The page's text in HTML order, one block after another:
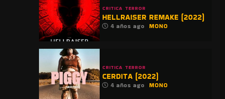
CRITICA TERROR
HELLRAISER REMAKE (2022)
4 años ago MONO
CRITICA TERROR
CERDITA (2022)
4 años ago MONO